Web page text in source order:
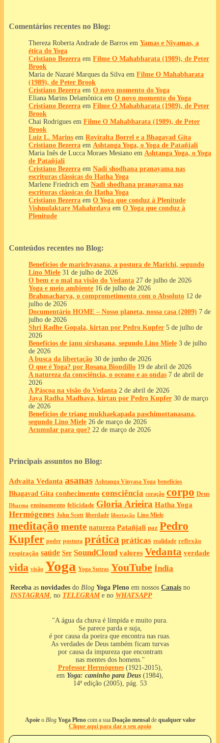
Comentários recentes no Blog:
Thereza Roberta Andrade de Barros em Yamas e Niyamas, a
ética do Yoga
Cristiano Bezerra em Filme O Mahabharata (1989), de Peter
Brook
Maria de Nazaré Marques da Silva em Filme O Mahabharata
(1989), de Peter Brook
Cristiano Bezerra em O novo momento do Yoga
Eliana Marins Delamônica em O novo momento do Yoga
Cristiano Bezerra em Filme O Mahabharata (1989), de Peter
Brook
Chai Rodrigues em Filme O Mahabharata (1989), de Peter
Brook
Luiz L. Marins em Roviralta Borrel e a Bhagavad Gita
Cristiano Bezerra em Ashtanga Yoga, o Yoga de Patañjali
Maria Inês de Lucca Moraes Mesiano em Ashtanga Yoga, o Yoga
de Patañjali
Cristiano Bezerra em Nadi shodhana pranayama nas
escrituras clássicas do Hatha Yoga
Marlene Friedrich em Nadi shodhana pranayama nas
escrituras clássicas do Hatha Yoga
Cristiano Bezerra em O Yoga que conduz à Plenitude
Vishnulaktare Mahahrdaya em O Yoga que conduz à
Plenitude
Conteúdos recentes no Blog:
Benefícios de marichyasana, a postura de Marichi, segundo
Lino Miele 31 de julho de 2026
O bem e o mal na visão do Vedanta 27 de julho de 2026
Yoga e meio ambiente 16 de julho de 2026
Brahmacharya, o comprometimento com o Absoluto 12 de
julho de 2026
Documentário HOME – Nosso planeta, nossa casa (2009) 7 de
julho de 2026
Shri Radhe Gopala, kirtan por Pedro Kupfer 5 de julho de
2026
Benefícios de janu sirshasana, segundo Lino Miele 3 de julho
de 2026
A busca da libertação 30 de junho de 2026
O que é Yoga? por Rosana Biondillo 19 de abril de 2026
A natureza da consciência, o oceano e as ondas 7 de abril de
2026
A Páscoa na visão do Vedanta 2 de abril de 2026
Jaya Radha Madhava, kirtan por Pedro Kupfer 30 de março
de 2026
Benefícios de triang mukhaekapada paschimottanasana,
segundo Lino Miele 26 de março de 2026
Acumular para que? 22 de março de 2026
Principais assuntos no Blog:
Advaita Vedanta asanas Ashtanga Vinyasa Yoga benefícios
Bhagavad Gita conhecimento consciência coração corpo Deus
Dharma ensinamento felicidade Gloria Arieira Hatha Yoga
Hermógenes John Scott liberdade libertação Lino Miele
meditação mente natureza Patañjali paz Pedro
Kupfer poder postura prática práticas realidade reflexão
respiração saúde Ser SoundCloud valores Vedanta verdade
vida visão Yoga Yoga Sutras YouTube Índia
Receba as novidades do Blog Yoga Pleno em nossos Canais no
INSTAGRAM, no TELEGRAMe no WHATSAPP
"A água da chuva é límpida e muito pura.
Se parece parda e suja,
é por causa da poeira que encontra nas ruas.
As verdades de Deus também ficam turvas
por causa da impureza que encontram
nas mentes dos homens."
Professor Hermógenes(1921-2015),
em Yoga: caminho para Deus (1984),
14ª edição (2005), pág. 53
Apoieo Blog Yoga Plenocom a sua Doação mensal de qualquer valor
Clique aqui para dar o seu apoio